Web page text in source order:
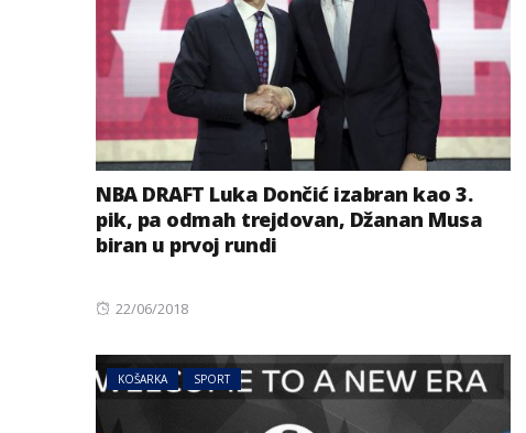
NBA DRAFT Luka Dončić izabran kao 3.
pik, pa odmah trejdovan, Džanan Musa
biran u prvoj rundi
Posted
22/06/2018
KOŠARKA SPORT